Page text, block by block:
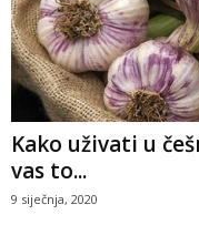
Kako uživati u
vas to...
9 siječnja, 2020